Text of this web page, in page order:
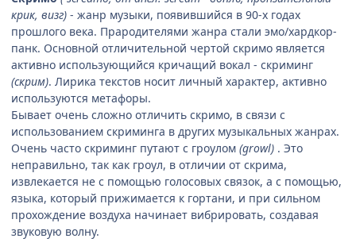
крик, визг) - жанр музыки, появившийся в 90-х годах
прошлого века. Прародителями жанра стали эмо/хардкор-
панк. Основной отличительной чертой скримо является
активно использующийся кричащий вокал - скриминг
(скрим). Лирика текстов носит личный характер, активно
используются метафоры.
Бывает очень сложно отличить скримо, в связи с
использованием скриминга в других музыкальных жанрах.
Очень часто скриминг путают с гроулом (growl) . Это
неправильно, так как гроул, в отличии от скрима,
извлекается не с помощью голосовых связок, а с помощью,
языка, который прижимается к гортани, и при сильном
прохождение воздуха начинает вибрировать, создавая
звуковую волну.